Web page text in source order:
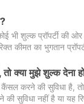
भी शुल्क प्रॉपर्टी की
कीमत का भुगतान
क्या मुझे शुल्क देना
करने की सुविधा
की सुविधा नहीं है या